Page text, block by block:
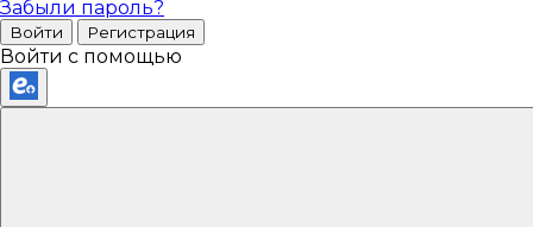
Забыли пароль?
Войти Регистрация
Войти с помощью